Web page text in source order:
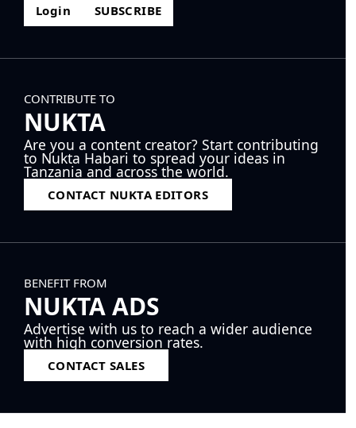
Login SUBSCRIBE
CONTRIBUTE TO
NUKTA
Are you a content creator? Start contributing
to Nukta Habari to spread your ideas in
Tanzania and across the world.
CONTACT NUKTA EDITORS
BENEFIT FROM
NUKTA ADS
Advertise with us to reach a wider audience
with high conversion rates.
CONTACT SALES